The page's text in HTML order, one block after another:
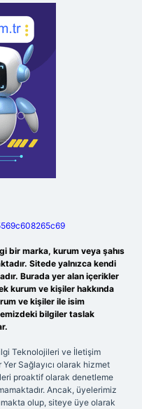
bir marka, kurum veya şahıs
Sitede yalnızca kendi
Burada yer alan içerikler
kurum ve kişiler hakkında
ve kişiler ile isim
bilgiler taslak
Teknolojileri ve İletişim
Sağlayıcı olarak hizmet
proaktif olarak denetleme
Ancak, üyelerimiz
olup, siteye üye olarak